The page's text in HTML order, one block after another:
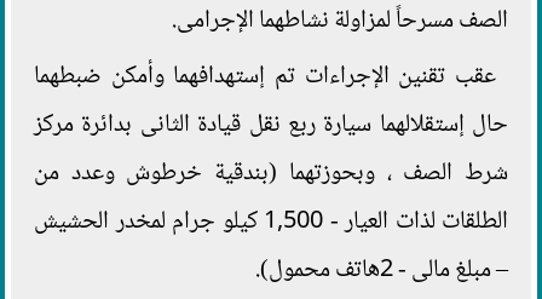
الصف مسرحاً لمزاولة نشاطهما الإجرامى.
عقب تقنين الإجراءات تم إستهدافهما وأمكن ضبطهما
حال إستقلالهما سيارة ربع نقل قيادة الثانى بدائرة مركز
شرط الصف ، وبحوزتهما (بندقية خرطوش وعدد من
الطلقات لذات العيار - 1,500 كيلو جرام لمخدر الحشيش
– مبلغ مالى - 2هاتف محمول).